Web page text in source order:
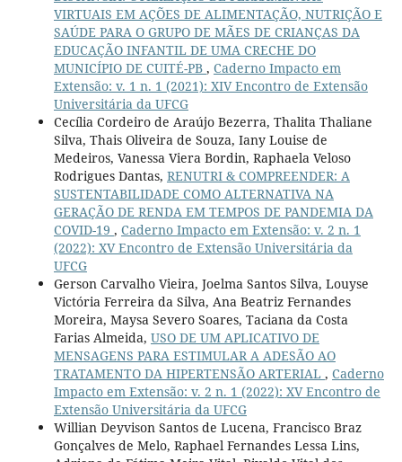
VIRTUAIS EM AÇÕES DE ALIMENTAÇÃO, NUTRIÇÃO E
SAÚDE PARA O GRUPO DE MÃES DE CRIANÇAS DA
EDUCAÇÃO INFANTIL DE UMA CRECHE DO
MUNICÍPIO DE CUITÉ-PB , Caderno Impacto em
Extensão: v. 1 n. 1 (2021): XIV Encontro de Extensão
Universitária da UFCG
Cecília Cordeiro de Araújo Bezerra, Thalita Thaliane
Silva, Thais Oliveira de Souza, Iany Louise de
Medeiros, Vanessa Viera Bordin, Raphaela Veloso
Rodrigues Dantas, RENUTRI & COMPREENDER: A
SUSTENTABILIDADE COMO ALTERNATIVA NA
GERAÇÃO DE RENDA EM TEMPOS DE PANDEMIA DA
COVID-19 , Caderno Impacto em Extensão: v. 2 n. 1
(2022): XV Encontro de Extensão Universitária da
UFCG
Gerson Carvalho Vieira, Joelma Santos Silva, Louyse
Victória Ferreira da Silva, Ana Beatriz Fernandes
Moreira, Maysa Severo Soares, Taciana da Costa
Farias Almeida, USO DE UM APLICATIVO DE
MENSAGENS PARA ESTIMULAR A ADESÃO AO
TRATAMENTO DA HIPERTENSÃO ARTERIAL , Caderno
Impacto em Extensão: v. 2 n. 1 (2022): XV Encontro de
Extensão Universitária da UFCG
Willian Deyvison Santos de Lucena, Francisco Braz
Gonçalves de Melo, Raphael Fernandes Lessa Lins,